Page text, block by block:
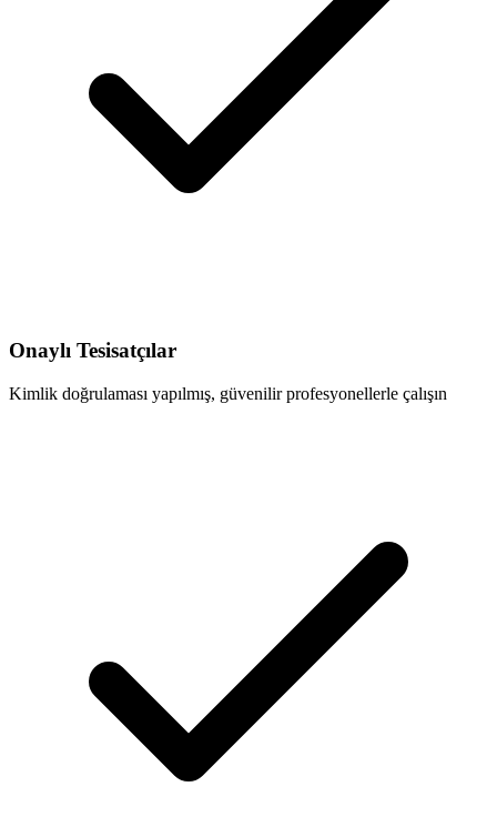
Onaylı Tesisatçılar
Kimlik doğrulaması yapılmış, güvenilir profesyonellerle çalışın